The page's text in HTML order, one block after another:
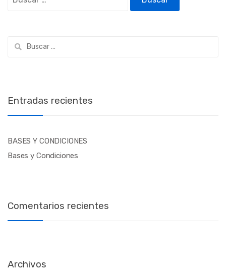
Entradas recientes
BASES Y CONDICIONES
Bases y Condiciones
Comentarios recientes
Archivos